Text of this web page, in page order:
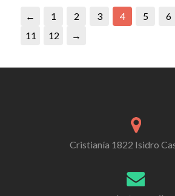
← 1 2 3 4 5 6
11
12 →
Cristianía 1822 Isidro